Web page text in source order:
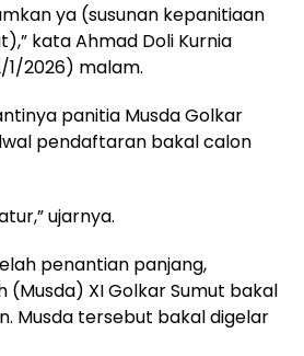
ya (susunan kepanitiaan
kata Ahmad Doli Kurnia
1/2026) malam.
panitia Musda Golkar
pendaftaran bakal calon
ujarnya.
penantian panjang,
(Musda) XI Golkar Sumut bakal
Musda tersebut bakal digelar